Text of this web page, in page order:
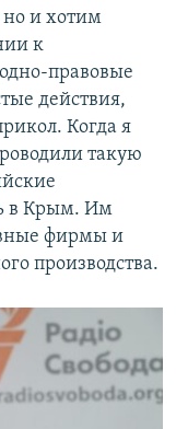
и хотим
к
правовые
действия,
Когда я
такую
в Крым. Им
фирмы и
производства.